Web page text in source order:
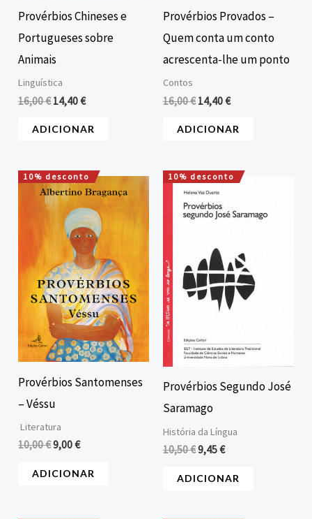
Provérbios Chineses e
Portugueses sobre
Animais
Linguística
16,00€ 14,40€
ADICIONAR
Provérbios Provados –
Quem conta um conto
acrescenta-lhe um ponto
Contos
16,00€ 14,40€
ADICIONAR
10% desconto
Provérbios Santomenses
– Véssu
Literatura
10,00€
O
preço
original
era:
10,00 €.
9,00€
O
preço
atual
é:
9,00 €.
ADICIONAR
10% desconto
Provérbios Segundo José
Saramago
História da Língua
10,50€
O
preço
original
era:
9,45€
O
atual
é:
ADICIONAR